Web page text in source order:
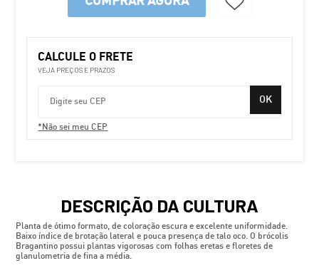
CALCULE O FRETE
VEJA PREÇOS E PRAZOS
OK
*Não sei meu CEP
DESCRIÇÃO DA CULTURA
Planta de ótimo formato, de coloração escura e excelente uniformidade.
Baixo índice de brotação lateral e pouca presença de talo oco. O brócolis
Bragantino possui plantas vigorosas com folhas eretas e floretes de
glanulometria de fina a média.